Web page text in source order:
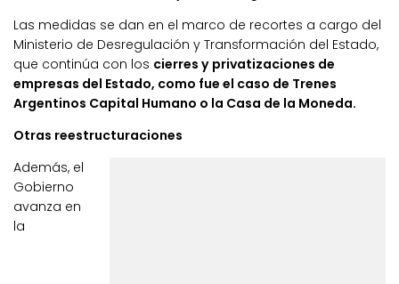
Las medidas se dan en el marco de recortes a cargo del
Ministerio de Desregulación y Transformación del Estado,
que continúa con los cierres y privatizaciones de
empresas del Estado, como fue el caso de Trenes
Argentinos Capital Humano o la Casa de la Moneda.
Otras reestructuraciones
Además, el
Gobierno
avanza en
la